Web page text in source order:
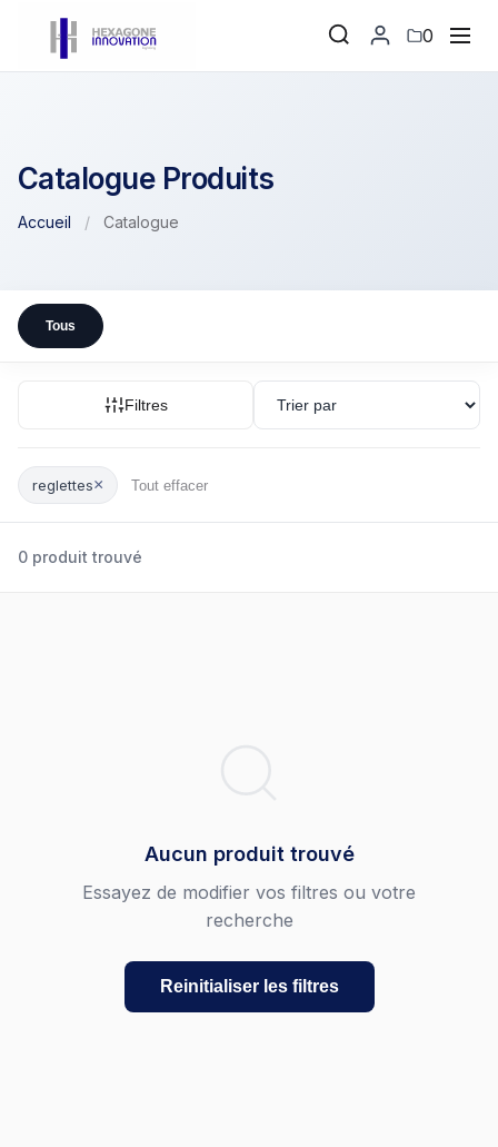
0
Catalogue Produits
Accueil / Catalogue
Tous
Filtres
reglettes× Tout effacer
0 produit trouvé
Aucun produit trouvé
Essayez de modifier vos filtres ou votre
recherche
Reinitialiser les filtres